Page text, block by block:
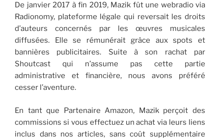
De janvier 2017 à fin 2019, Mazik fût une webradio via
Radionomy, plateforme légale qui reversait les droits
d’auteurs concernés par les œuvres musicales
diffusées. Elle se rémunérait grâce aux spots et
bannières publicitaires. Suite à son rachat par
Shoutcast qui n’assume pas cette partie
administrative et financière, nous avons préféré
cesser l’aventure.
En tant que Partenaire Amazon, Mazik perçoit des
commissions si vous effectuez un achat via leurs liens
inclus dans nos articles, sans coût supplémentaire